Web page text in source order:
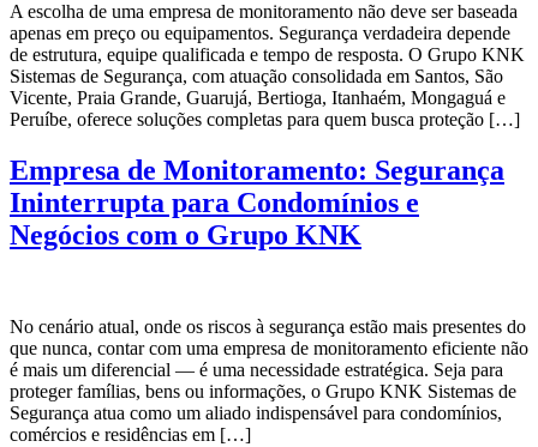
A escolha de uma empresa de monitoramento não deve ser baseada
apenas em preço ou equipamentos. Segurança verdadeira depende
de estrutura, equipe qualificada e tempo de resposta. O Grupo KNK
Sistemas de Segurança, com atuação consolidada em Santos, São
Vicente, Praia Grande, Guarujá, Bertioga, Itanhaém, Mongaguá e
Peruíbe, oferece soluções completas para quem busca proteção […]
Empresa de Monitoramento: Segurança
Ininterrupta para Condomínios e
Negócios com o Grupo KNK
No cenário atual, onde os riscos à segurança estão mais presentes do
que nunca, contar com uma empresa de monitoramento eficiente não
é mais um diferencial — é uma necessidade estratégica. Seja para
proteger famílias, bens ou informações, o Grupo KNK Sistemas de
Segurança atua como um aliado indispensável para condomínios,
comércios e residências em […]